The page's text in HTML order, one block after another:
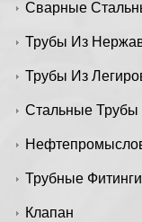
Сварные
Трубы Из
Трубы Из
Стальные
Трубные Фитинги
Клапан